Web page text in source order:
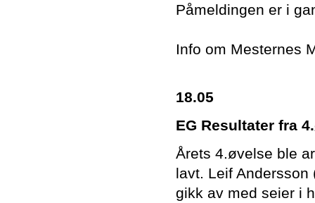
Påmeldingen er i
Info om Mesternes
18.05
EG Resultater fra
Årets 4.øvelse ble
lavt. Leif Andersson
gikk av med seier i